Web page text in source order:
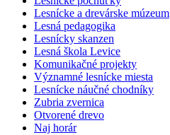
Lesnícke a drevárske múzeum
Lesná pedagogika
Lesnícky skanzen
Lesná škola Levice
Komunikačné projekty
Významné lesnícke miesta
Lesnícke náučné chodníky
Zubria zvernica
Otvorené drevo
Naj horár